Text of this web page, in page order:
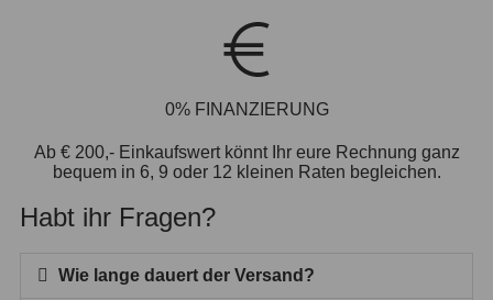
0% FINANZIERUNG
Ab € 200,- Einkaufswert könnt Ihr eure Rechnung ganz
bequem in 6, 9 oder 12 kleinen Raten begleichen.
Habt ihr Fragen?
Wie lange dauert der Versand?